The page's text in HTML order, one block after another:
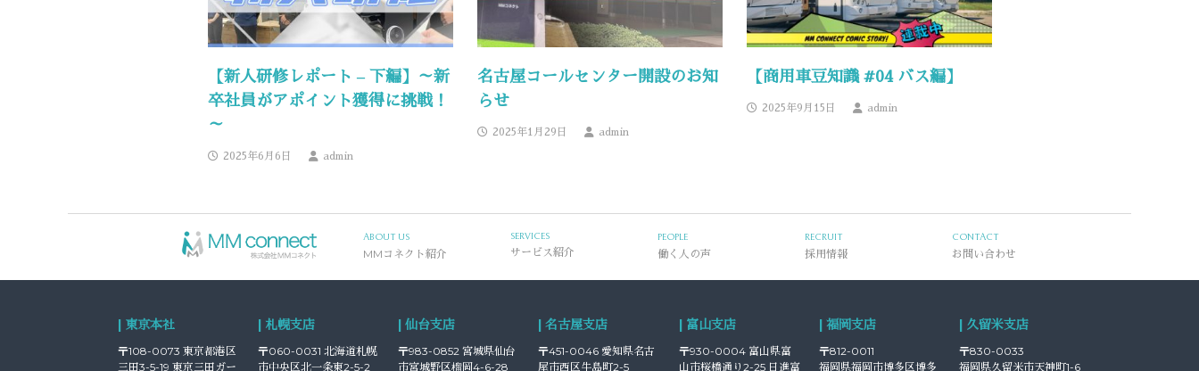
【新人研修レポート – 下編】～新
卒社員がアポイント獲得に挑戦！
～
2025年6月6日 admin
名古屋コールセンター開設のお知
らせ
2025年1月29日 admin
【商用車豆知識 #04 バス編】
2025年9月15日 admin
ABOUT US
MMコネクト紹介
SERVICES
サービス紹介
PEOPLE
働く人の声
RECRUIT
採用情報
CONTACT
お問い合わせ
| 東京本社
〒108-0073 東京都港区
三田3-5-19 東京三田ガー
| 札幌支店
〒060-0031 北海道札幌
市中央区北一条東2-5-2
| 仙台支店
〒983-0852 宮城県仙台
市宮城野区榴岡4-6-28
| 名古屋支店
〒451-0046 愛知県名古
屋市西区牛島町2-5
| 富山支店
〒930-0004 富山県富
山市桜橋通り2-25 日進富
| 福岡支店
〒812-0011
福岡県福岡市博多区博多
| 久留米支店
〒830-0033
福岡県久留米市天神町1-6